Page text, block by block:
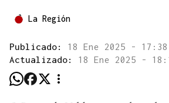
La Región
Publicado: 18 Ene 2025 - 17:38
Actualizado: 18 Ene 2025 -